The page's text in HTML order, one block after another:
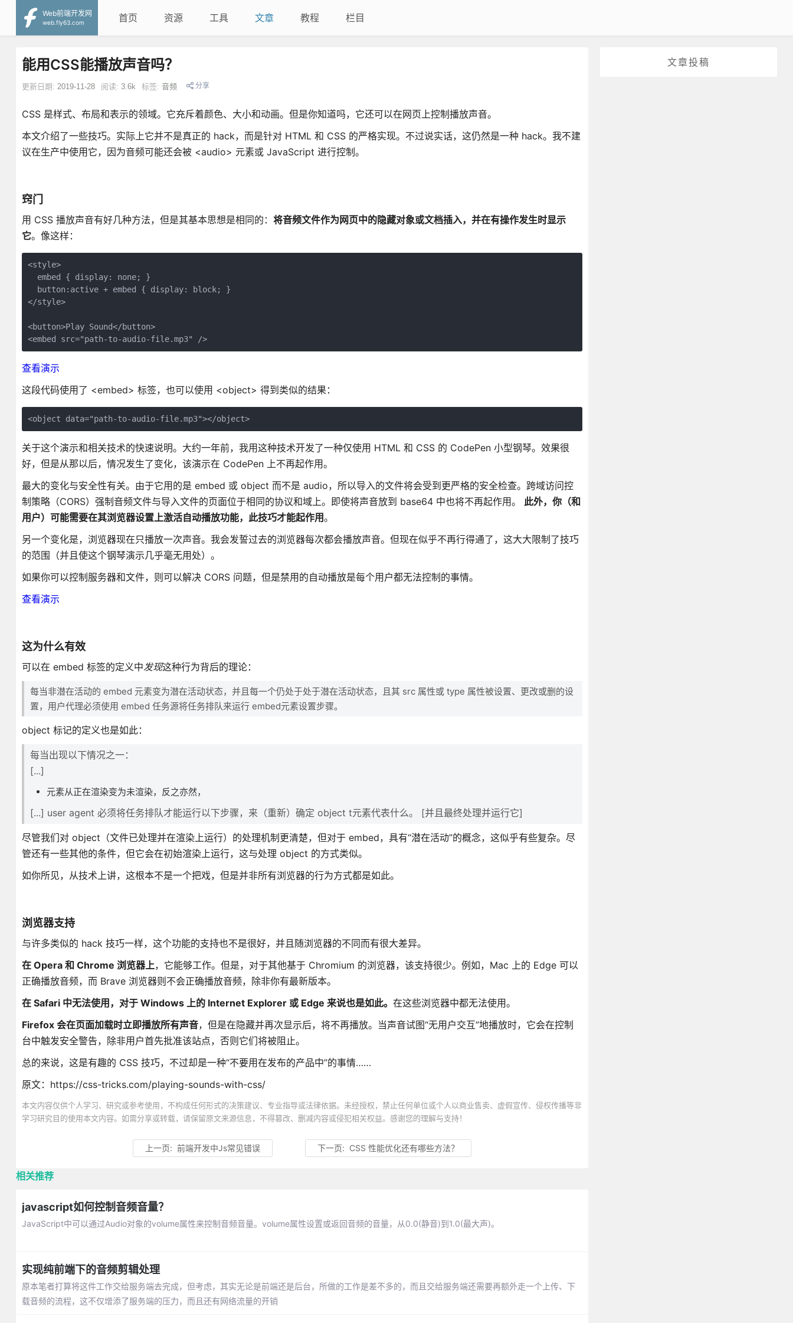
Web前端开发网
web.fly63.com
首页 资源 工具 文章 教程 栏目
文章投稿
能用CSS能播放声音吗？
更新日期: 2019-11-28 阅读: 3.6k 标签: 音频 分享
CSS 是样式、布局和表示的领域。它充斥着颜色、大小和动画。但是你知道吗，它还可以在网页上控制播放声音。
本文介绍了一些技巧。实际上它并不是真正的 hack，而是针对 HTML 和 CSS 的严格实现。不过说实话，这仍然是一种 hack。我不建
议在生产中使用它，因为音频可能还会被 <audio> 元素或 JavaScript 进行控制。
窍门
用 CSS 播放声音有好几种方法，但是其基本思想是相同的： 将音频文件作为网页中的隐藏对象或文档插入，并在有操作发生时显示
它。像这样：
<style>
  embed { display: none; }
  button:active + embed { display: block; }
</style>
<button>Play Sound</button>
<embed src="path-to-audio-file.mp3" />
查看演示
这段代码使用了 <embed> 标签，也可以使用 <object> 得到类似的结果：
<object data="path-to-audio-file.mp3"></object>
关于这个演示和相关技术的快速说明。大约一年前，我用这种技术开发了一种仅使用 HTML 和 CSS 的 CodePen 小型钢琴。效果很
好，但是从那以后，情况发生了变化，该演示在 CodePen 上不再起作用。
最大的变化与安全性有关。由于它用的是 embed 或 object 而不是 audio，所以导入的文件将会受到更严格的安全检查。跨域访问控
制策略（CORS）强制音频文件与导入文件的页面位于相同的协议和域上。即使将声音放到 base64 中也将不再起作用。 此外，你（和
用户）可能需要在其浏览器设置上激活自动播放功能，此技巧才能起作用。
另一个变化是，浏览器现在只播放一次声音。我会发誓过去的浏览器每次都会播放声音。但现在似乎不再行得通了，这大大限制了技巧
的范围（并且使这个钢琴演示几乎毫无用处）。
如果你可以控制服务器和文件，则可以解决 CORS 问题，但是禁用的自动播放是每个用户都无法控制的事情。
查看演示
这为什么有效
可以在 embed 标签的定义中发现这种行为背后的理论：
每当非潜在活动的 embed 元素变为潜在活动状态，并且每一个仍处于处于潜在活动状态，且其 src 属性或 type 属性被设置、更改或删的设
置，用户代理必须使用 embed 任务源将任务排队来运行 embed元素设置步骤。
object 标记的定义也是如此：
每当出现以下情况之一：
[...]
元素从正在渲染变为未渲染，反之亦然，
[...] user agent 必须将任务排队才能运行以下步骤，来（重新）确定 object t元素代表什么。 [并且最终处理并运行它]
尽管我们对 object（文件已处理并在渲染上运行）的处理机制更清楚，但对于 embed，具有“潜在活动”的概念，这似乎有些复杂。尽
管还有一些其他的条件，但它会在初始渲染上运行，这与处理 object 的方式类似。
如你所见，从技术上讲，这根本不是一个把戏，但是并非所有浏览器的行为方式都是如此。
浏览器支持
与许多类似的 hack 技巧一样，这个功能的支持也不是很好，并且随浏览器的不同而有很大差异。
在 Opera 和 Chrome 浏览器上，它能够工作。但是，对于其他基于 Chromium 的浏览器，该支持很少。例如，Mac 上的 Edge 可以
正确播放音频，而 Brave 浏览器则不会正确播放音频，除非你有最新版本。
在 Safari 中无法使用，对于 Windows 上的 Internet Explorer 或 Edge 来说也是如此。 在这些浏览器中都无法使用。
Firefox 会在页面加载时立即播放所有声音，但是在隐藏并再次显示后，将不再播放。当声音试图“无用户交互”地播放时，它会在控制
台中触发安全警告，除非用户首先批准该站点，否则它们将被阻止。
总的来说，这是有趣的 CSS 技巧，不过却是一种“不要用在发布的产品中”的事情……
原文：https://css-tricks.com/playing-sounds-with-css/
本文内容仅供个人学习、研究或参考使用，不构成任何形式的决策建议、专业指导或法律依据。未经授权，禁止任何单位或个人以商业售卖、虚假宣传、侵权传播等非
学习研究目的使用本文内容。如需分享或转载，请保留原文来源信息，不得篡改、删减内容或侵犯相关权益。感谢您的理解与支持！
上一页: 前端开发中Js常见错误 下一页: CSS 性能优化还有哪些方法？
相关推荐
javascript如何控制音频音量？
JavaScript中可以通过Audio对象的volume属性来控制音频音量。volume属性设置或返回音频的音量，从0.0(静音)到1.0(最大声)。
实现纯前端下的音频剪辑处理
原本笔者打算将这件工作交给服务端去完成，但考虑，其实无论是前端还是后台，所做的工作是差不多的，而且交给服务端还需要再额外走一个上传、下
载音频的流程，这不仅增添了服务端的压力，而且还有网络流量的开销